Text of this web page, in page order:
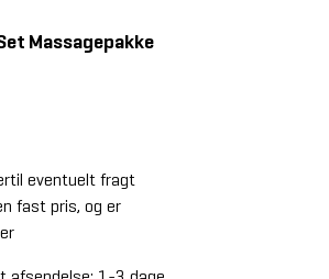
Massagepakke
eventuelt fragt
fast pris, og er